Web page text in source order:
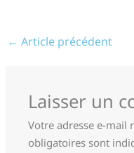
← Article précédent
Laisser un
Votre adresse e-mail
obligatoires sont